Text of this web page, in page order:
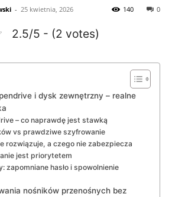
- 25 kwietnia, 2026 0
140
2.5/5 - (2 votes)
i dysk zewnętrzny – realne
– co naprawdę jest stawką
vs prawdziwe szyfrowanie
rozwiązuje, a czego nie zabezpiecza
jest priorytetem
zapomniane hasło i spowolnienie
nośników przenośnych bez